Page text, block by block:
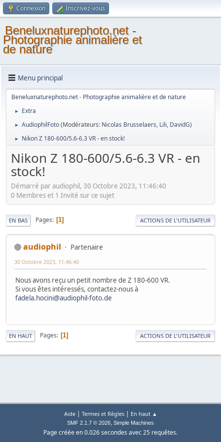
Connexion Inscrivez-vous
Beneluxnaturephoto.net -
Photographie animalière et
de nature
Menu principal
Beneluxnaturephoto.net - Photographie animalière et de nature
► Extra
► AudiophilFoto(Modérateurs: Nicolas Brusselaers, Lili, DavidG)
► Nikon Z 180-600/5.6-6.3 VR - en stock!
Nikon Z 180-600/5.6-6.3 VR - en
stock!
Démarré par audiophil, 30 Octobre 2023, 11:46:40
0 Membres et 1 Invité sur ce sujet
EN BAS Pages 1 ACTIONS DE L'UTILISATEUR
audiophil Partenaire
30 Octobre 2023, 11:46:40
Nous avons reçu un petit nombre de Z 180-600 VR.
Si vous êtes intéressés, contactez-nous à
fadela.hocini@audiophil-foto.de
EN HAUT Pages 1 ACTIONS DE L'UTILISATEUR
Aide| Termes et Règles| En haut ▲
SMF 2.1.7 © 2026, Simple Machines
Page créée en 0.026 secondes avec 25 requêtes.